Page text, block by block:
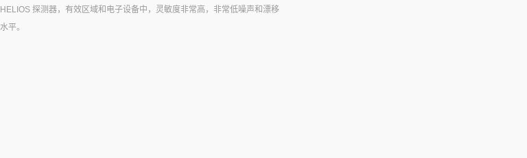
HELIOS 探测器，有效区域和电子设备中，灵敏度非常高，非常低噪声和漂移
水平。